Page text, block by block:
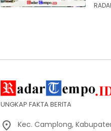
UNGKAP FAKTA BERITA
Kec. Camplong,